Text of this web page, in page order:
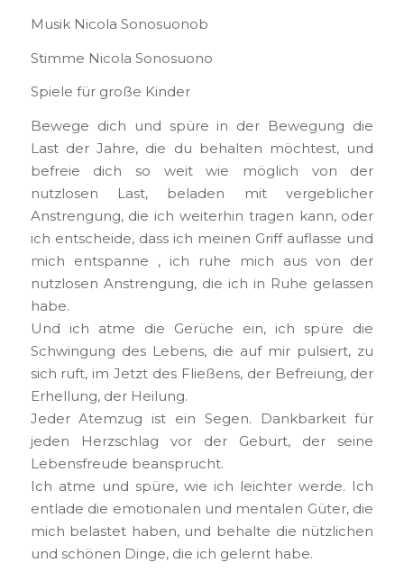
Musik Nicola Sonosuonob
Stimme Nicola Sonosuono
Spiele für große Kinder
Bewege dich und spüre in der Bewegung die
Last der Jahre, die du behalten möchtest, und
befreie dich so weit wie möglich von der
nutzlosen Last, beladen mit vergeblicher
Anstrengung, die ich weiterhin tragen kann, oder
ich entscheide, dass ich meinen Griff auflasse und
mich entspanne , ich ruhe mich aus von der
nutzlosen Anstrengung, die ich in Ruhe gelassen
habe.
Und ich atme die Gerüche ein, ich spüre die
Schwingung des Lebens, die auf mir pulsiert, zu
sich ruft, im Jetzt des Fließens, der Befreiung, der
Erhellung, der Heilung.
Jeder Atemzug ist ein Segen. Dankbarkeit für
jeden Herzschlag vor der Geburt, der seine
Lebensfreude beansprucht.
Ich atme und spüre, wie ich leichter werde. Ich
entlade die emotionalen und mentalen Güter, die
mich belastet haben, und behalte die nützlichen
und schönen Dinge, die ich gelernt habe.